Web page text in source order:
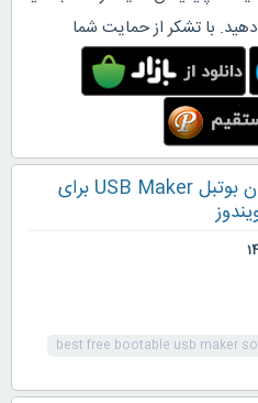
با تشکر از حمایت شما
بهترین نرم افزار رایگان بوتبل USB Maker برای
best free bootable usb maker